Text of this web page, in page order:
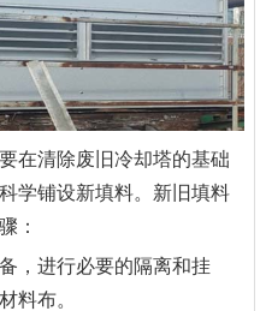
在清除废旧冷却塔的基础
学铺设新填料。新旧填料
：
，进行必要的隔离和挂
料布。